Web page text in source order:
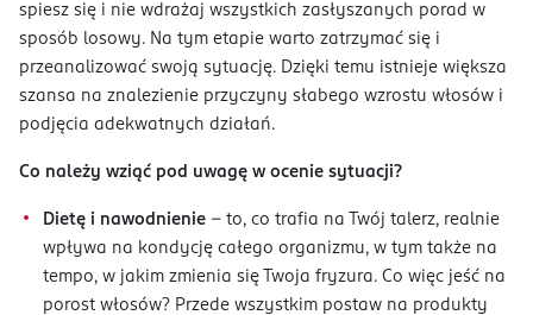
spiesz się i nie wdrażaj wszystkich zasłyszanych porad w
sposób losowy. Na tym etapie warto zatrzymać się i
przeanalizować swoją sytuację. Dzięki temu istnieje większa
szansa na znalezienie przyczyny słabego wzrostu włosów i
podjęcia adekwatnych działań.
Co należy wziąć pod uwagę w ocenie sytuacji?
Dietę i nawodnienie – to, co trafia na Twój talerz, realnie
wpływa na kondycję całego organizmu, w tym także na
tempo, w jakim zmienia się Twoja fryzura. Co więc jeść na
porost włosów? Przede wszystkim postaw na produkty